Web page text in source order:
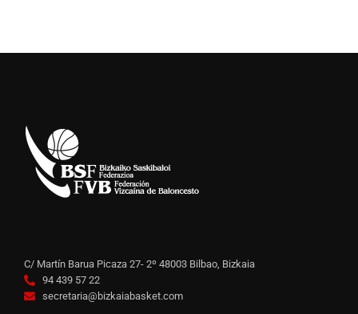
C/ Martín Barua Picaza 27- 2º 48003 Bilbao, Bizkaia
94 439 57 22
secretaria@bizkaiabasket.com